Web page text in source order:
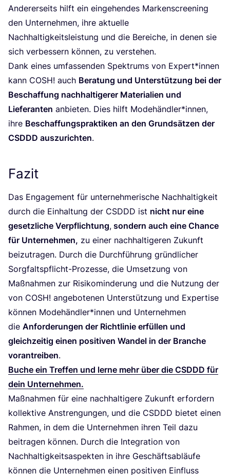
Ande­rer­seits hilft ein ein­ge­hen­des Mar­ken­scree­ning
den Unter­neh­men, ihre aktu­el­le
Nach­hal­tig­keits­leis­tung und die Berei­che, in denen sie
sich ver­bes­sern kön­nen, zu verstehen.
Dank eines umfas­sen­den Spek­trums von Expert*innen
kann COSH! auch Bera­tung und Unter­stüt­zung bei der
Beschaf­fung nach­hal­ti­ge­rer Mate­ria­li­en und
Lie­fe­ran­ten anbie­ten. Dies hilft Modehändler*innen,
ihre Beschaf­fungs­prak­ti­ken an den Grund­sät­zen der
CSDDD aus­zu­rich­ten.
Fazit
Das Enga­ge­ment für unter­neh­me­ri­sche Nach­hal­tig­keit
durch die Ein­hal­tung der CSDDD ist nicht nur eine
gesetz­li­che Ver­pflich­tung, son­dern auch eine Chan­ce
für Unter­neh­men, zu einer nach­hal­ti­ge­ren Zukunft
bei­zu­tra­gen. Durch die Durch­füh­rung gründ­li­cher
Sorg­falts­pflicht-Pro­zes­se, die Umset­zung von
Maß­nah­men zur Risi­ko­min­de­rung und die Nut­zung der
von COSH! ange­bo­te­nen Unter­stüt­zung und Exper­ti­se
kön­nen Modehändler*innen und Unter­neh­men
die Anfor­de­run­gen der Richt­li­nie erfül­len und
gleich­zei­tig einen posi­ti­ven Wan­del in der Bran­che
vor­an­trei­ben.
Buche ein Tref­fen und ler­ne mehr über die CSDDD für
dein Unternehmen.
Maß­nah­men für eine nach­hal­ti­ge­re Zukunft erfor­dern
kol­lek­ti­ve Anstren­gun­gen, und die CSDDD bie­tet einen
Rah­men, in dem die Unter­neh­men ihren Teil dazu
bei­tra­gen kön­nen. Durch die Inte­gra­ti­on von
Nach­hal­tig­keits­aspek­ten in ihre Geschäfts­ab­läu­fe
kön­nen die Unter­neh­men einen posi­ti­ven Ein­fluss